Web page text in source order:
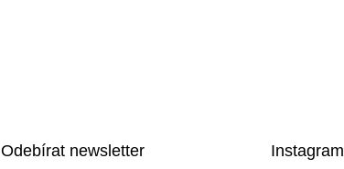
Odebírat newsletter Instagram